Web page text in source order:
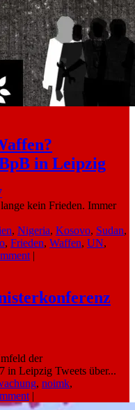
in Leipzig
kein Frieden. Immer
, Nigeria, Kosovo, Sudan,
, Frieden, Waffen, UN,
|
der
in Leipzig Tweets über...
, noimk,
|